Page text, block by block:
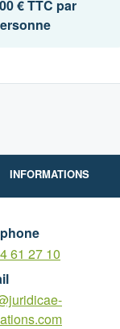
€ TTC par
INFORMATIONS
61 27 10